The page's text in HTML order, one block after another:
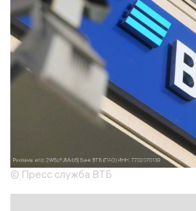
© Пресс служба ВТБ